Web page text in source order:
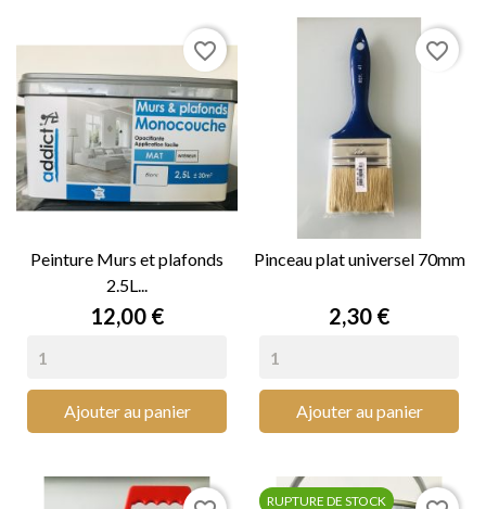
Peinture Murs et plafonds
2.5L...
Prix
12,00 €
Ajouter au panier
favorite_border
Pinceau plat universel 70mm
Prix
2,30 €
Ajouter au panier
favorite_border
RUPTURE DE STOCK